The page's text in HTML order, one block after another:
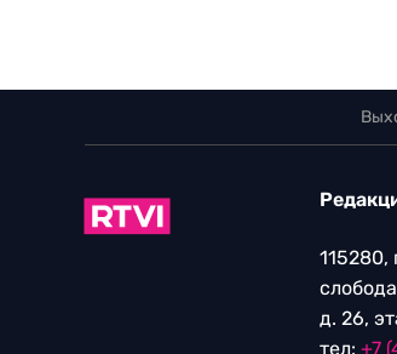
115280,
д. 26,
тел: +7